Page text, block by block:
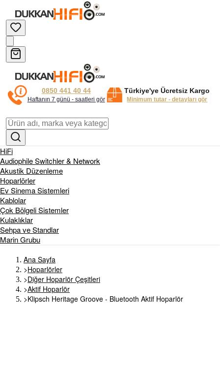
0850 441 40 44
Haftanın 7 günü - saatleri gör
Türkiye'ye Ücretsiz Kargo
Minimum tutar - detayları gör
HiFi
Audiophile Switchler & Network
Akustik Düzenleme
Hoparlörler
Ev Sinema Sistemleri
Kablolar
Çok Bölgeli Sistemler
Kulaklıklar
Sehpa ve Standlar
Marin Grubu
Ana Sayfa
>Hoparlörler
>Diğer Hoparlör Çeşitleri
>Aktif Hoparlör
>Klipsch Heritage Groove - Bluetooth Aktif Hoparlör